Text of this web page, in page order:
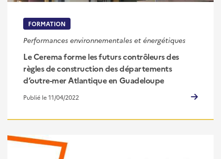
FORMATION
Performances environnementales et énergétiques
Le Cerema forme les futurs contrôleurs des
règles de construction des départements
d’outre-mer Atlantique en Guadeloupe
Publié le 11/04/2022